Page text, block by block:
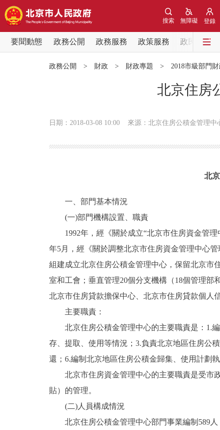
登錄
無障礙
搜索
要聞動態 政務公開 政務服務 政策服務
政民互動
政策兌現
決策公開
個人服務
便民服務
仲介服務
政民互動
12345網上接訴即辦
政務公開 > 財政 > 財政專題 > 2018市級部門
北京住房
日期：2018-03-08 10:00 來源：北京住房公積金管理中
北
一、部門基本情況
(一)部門機構設置、職責
1992年，經《關於成立“北京市住房資金管理
年5月，經《關於調整北京市住房資金管理中心
組建成立北京住房公積金管理中心，保留北京市
室和工會；垂直管理20個分支機構（18個管理
北京市住房貸款擔保中心、北京市住房貸款個人
主要職責：
北京住房公積金管理中心的主要職責是：1.編
存、提取、使用等情況；3.負責北京地區住房公
還；6.編制北京地區住房公積金歸集、使用計劃
北京市住房資金管理中心的主要職責是受市政
貼）的管理。
(二)人員構成情況
北京住房公積金管理中心部門事業編制589人